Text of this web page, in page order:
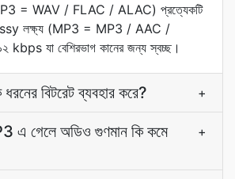
= WAV / FLAC / ALAC) প্রত্যেকটি
lossy লক্ষ্য (MP3 = MP3 / AAC /
kbps যা বেশিরভাগ কানের জন্য স্বচ্ছ।
বিটরেট ব্যবহার করে? +
এ গেলে অডিও গুণমান কি কমে
+